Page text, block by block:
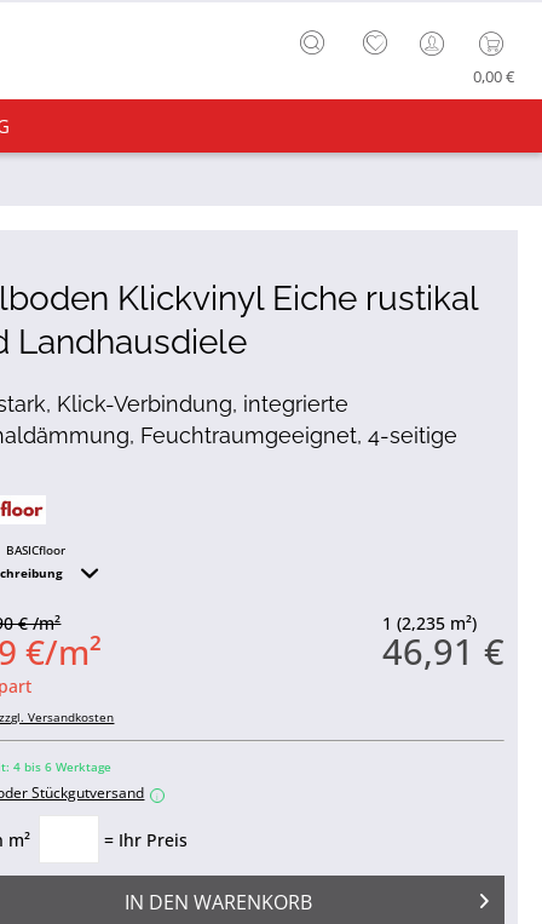
0,00 €
Klickvinyl Eiche rustikal
Landhausdiele
Klick-Verbindung, integrierte
Feuchtraumgeeignet, 4-seitige
BASICfloor
1 (2,235 m²)
46,91 €
€ /m²
€/m²
zzgl. Versandkosten
4 bis 6 Werktage
Stückgutversand i
m² = Ihr Preis
IN DEN WARENKORB